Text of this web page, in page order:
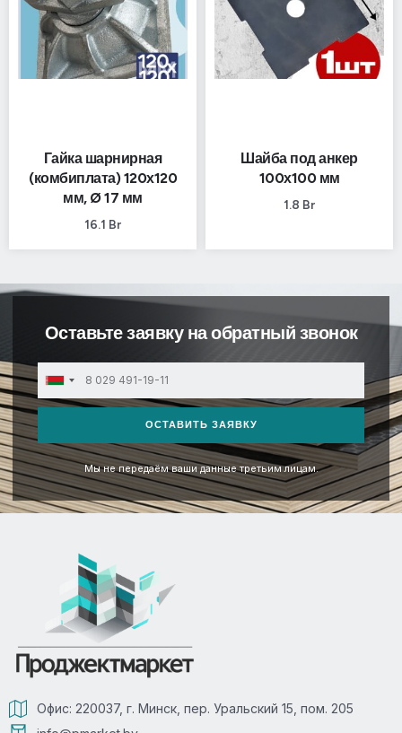
Гайка шарнирная
(комбиплата) 120х120
мм, Ø 17 мм
16.1 Br
Шайба под анкер
100х100 мм
1.8 Br
Оставьте заявку на обратный звонок
Belarus
+375
ОСТАВИТЬ ЗАЯВКУ
Мы не передаём ваши данные третьим лицам.
Офис: 220037, г. Минск, пер. Уральский 15, пом. 205